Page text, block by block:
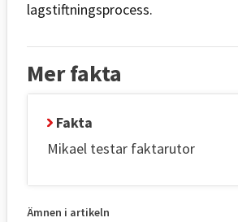
lagstiftningsprocess.
Mer fakta
Fakta
Mikael testar faktarutor
Ämnen i artikeln